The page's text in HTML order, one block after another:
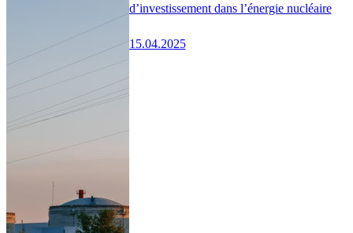
d’investissement dans l’énergie nucléaire
15.04.2025